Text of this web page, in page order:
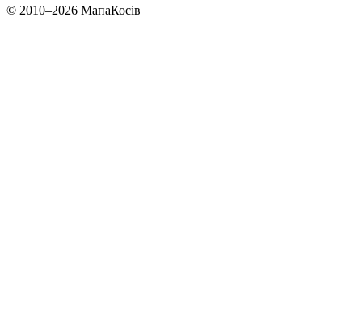
© 2010–2026 МапаКосів